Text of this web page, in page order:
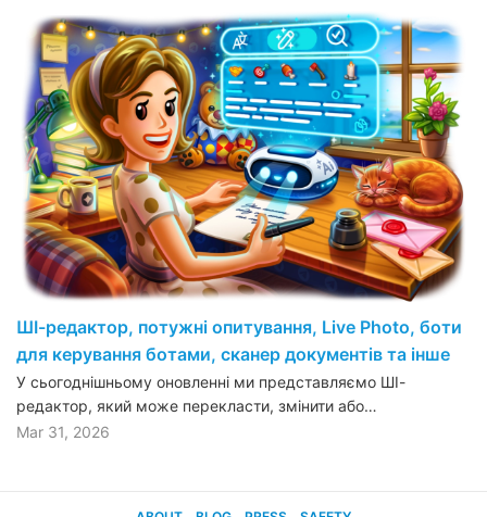
ШІ-редактор, потужні опитування, Live Photo, боти
для керування ботами, сканер документів та інше
У сьогоднішньому оновленні ми представляємо ШІ-
редактор, який може перекласти, змінити або…
Mar 31, 2026